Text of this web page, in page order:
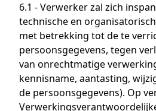
6.1 - Verwerker zal zich
technische en
met betrekking tot de te
persoonsgegevens, tegen
van onrechtmatige
kennisname, aantasting,
de persoonsgegevens). Op